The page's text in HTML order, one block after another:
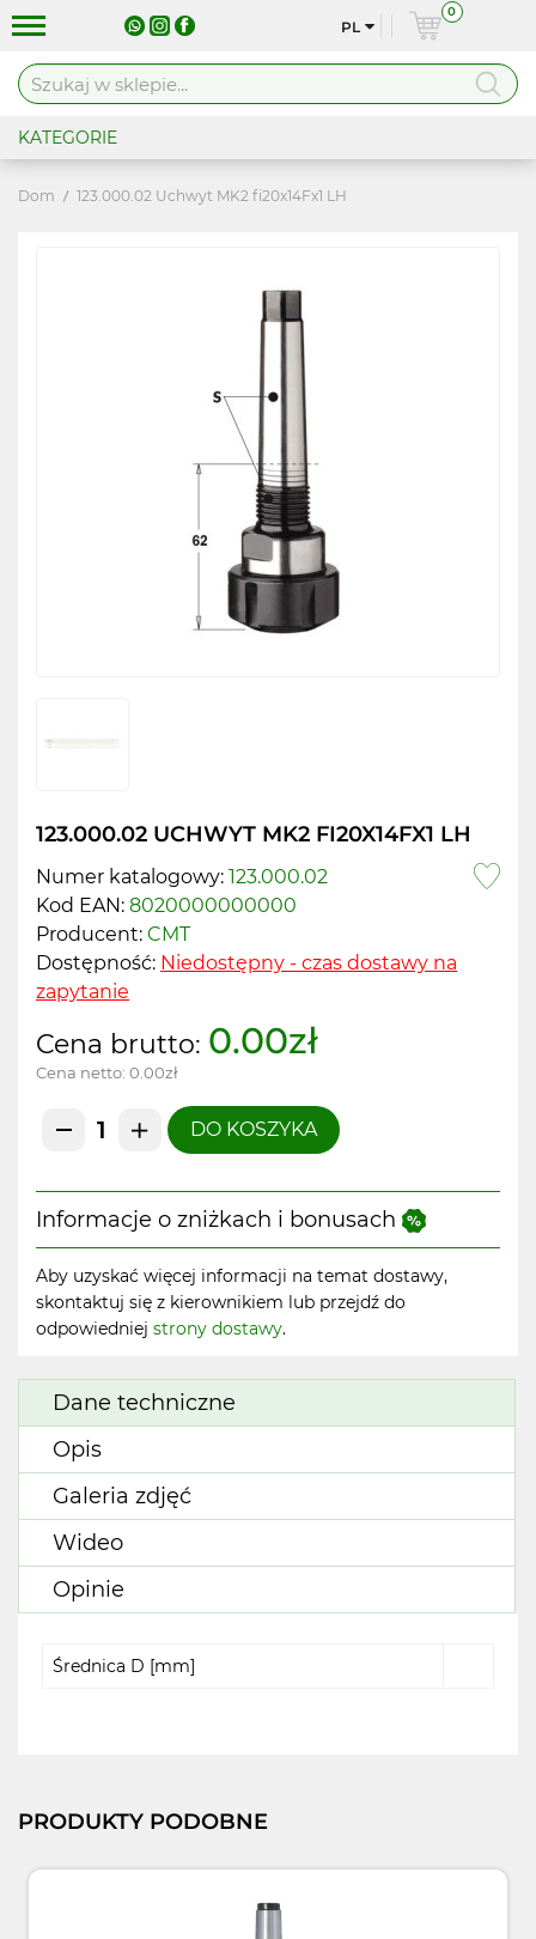
PL
0
KATEGORIE
Dom 123.000.02 Uchwyt MK2 fi20x14Fx1 LH
123.000.02 UCHWYT MK2 FI20X14FX1 LH
Numer katalogowy: 123.000.02
Kod EAN: 8020000000000
Producent: CMT
Dostępność: Niedostępny - czas dostawy na
zapytanie
Cena brutto: 0.00zł
Cena netto: 0.00zł
DO KOSZYKA
Informacje o zniżkach i bonusach
Aby uzyskać więcej informacji na temat dostawy,
skontaktuj się z kierownikiem lub przejdź do
odpowiedniej strony dostawy.
Dane techniczne
Opis
Galeria zdjęć
Wideo
Opinie
Średnica D [mm]
PRODUKTY PODOBNE